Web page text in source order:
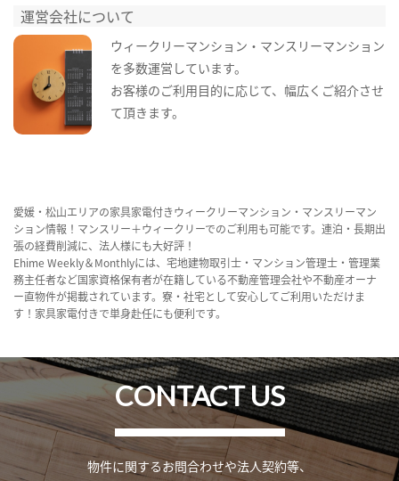
運営会社について
ウィークリーマンション・マンスリーマンション
を多数運営しています。
お客様のご利用目的に応じて、幅広くご紹介させ
て頂きます。
愛媛・松山エリアの家具家電付きウィークリーマンション・マンスリーマン
ション情報！マンスリー＋ウィークリーでのご利用も可能です。連泊・長期出
張の経費削減に、法人様にも大好評！
Ehime Weekly＆Monthlyには、宅地建物取引士・マンション管理士・管理業
務主任者など国家資格保有者が在籍している不動産管理会社や不動産オーナ
ー直物件が掲載されています。寮・社宅として安心してご利用いただけま
す！家具家電付きで単身赴任にも便利です。
CONTACT US
物件に関するお問合わせや法人契約等、